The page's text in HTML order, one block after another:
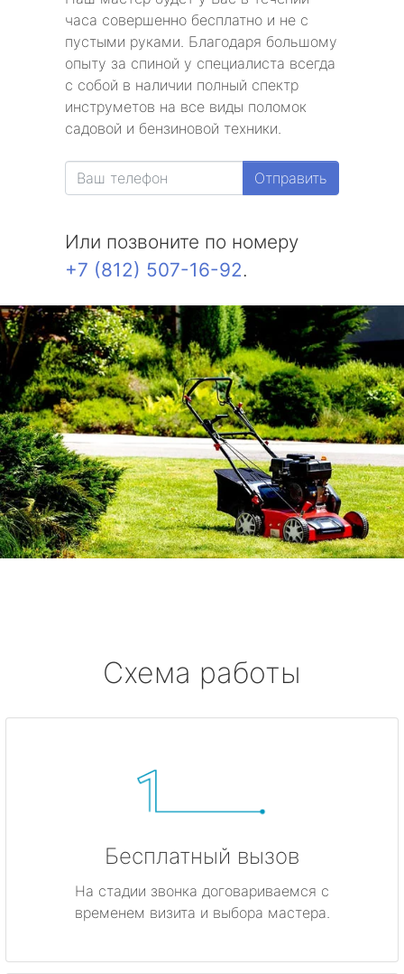
часа совершенно бесплатно и не с
пустыми руками. Благодаря большому
опыту за спиной у специалиста всегда
с собой в наличии полный спектр
инструметов на все виды поломок
садовой и бензиновой техники.
Отправить
Или позвоните по номеру
+7 (812) 507-16-92.
Схема работы
Бесплатный вызов
На стадии звонка договариваемся с
временем визита и выбора мастера.